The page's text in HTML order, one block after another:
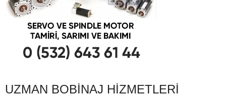
UZMAN BOBINAJ HIZMETLERI